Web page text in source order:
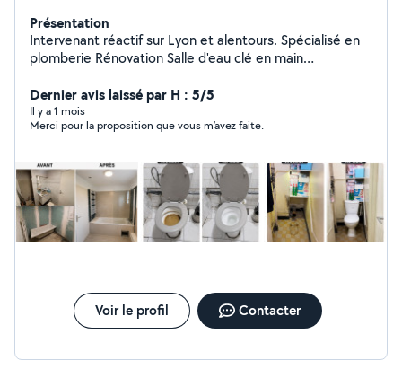
Présentation
Intervenant réactif sur Lyon et alentours. Spécialisé en
plomberie Rénovation Salle d'eau clé en main
canalisation, chauffe-eau Devis + déplacement gratuits
Dernier avis laissé par H : 5/5
Il y a 1 mois
Merci pour la proposition que vous m’avez faite.
Voir le profil Contacter